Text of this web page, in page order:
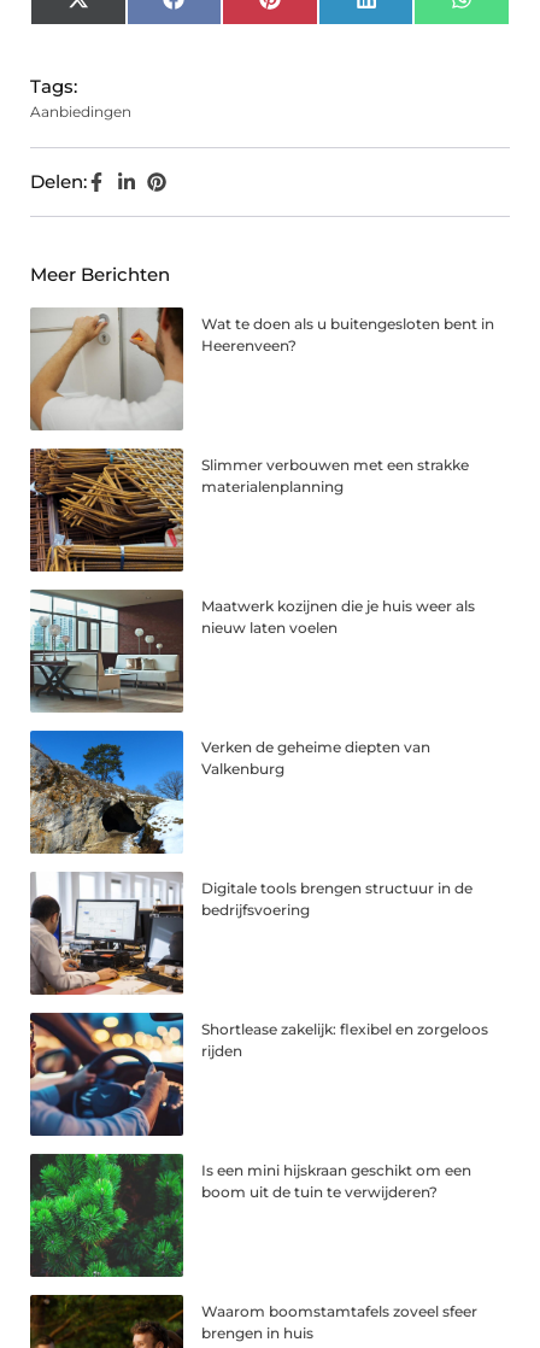
X
(Twitter)
FacebookPinterest LinkedIn
Tags:
Aanbiedingen
Delen:
Meer Berichten
Wat te doen als u buitengesloten bent in
Heerenveen?
Slimmer verbouwen met een strakke
materialenplanning
Maatwerk kozijnen die je huis weer als
nieuw laten voelen
Verken de geheime diepten van
Valkenburg
Digitale tools brengen structuur in de
bedrijfsvoering
Shortlease zakelijk: flexibel en zorgeloos
rijden
Is een mini hijskraan geschikt om een
boom uit de tuin te verwijderen?
Waarom boomstamtafels zoveel sfeer
brengen in huis